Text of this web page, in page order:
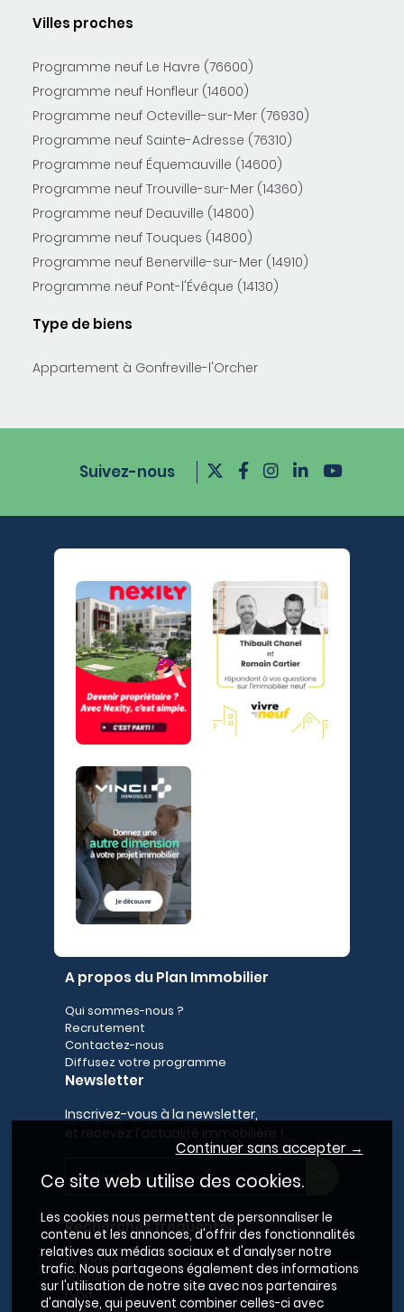
Villes proches
Programme neuf Le Havre (76600)
Programme neuf Honfleur (14600)
Programme neuf Octeville-sur-Mer (76930)
Programme neuf Sainte-Adresse (76310)
Programme neuf Équemauville (14600)
Programme neuf Trouville-sur-Mer (14360)
Programme neuf Deauville (14800)
Programme neuf Touques (14800)
Programme neuf Benerville-sur-Mer (14910)
Programme neuf Pont-l'Évêque (14130)
Type de biens
Appartement à Gonfreville-l'Orcher
Suivez-nous
A propos du Plan Immobilier
Qui sommes-nous ?
Recrutement
Contactez-nous
Diffusez votre programme
Newsletter
Inscrivez-vous à la newsletter,
Recherches fréquentes
Grand Paris
Rhône
Lyon
Continuer sans accepter →
Ce site web utilise des cookies.
Les cookies nous permettent de personnaliser le
contenu et les annonces, d'offrir des fonctionnalités
relatives aux médias sociaux et d'analyser notre
trafic. Nous partageons également des informations
sur l'utilisation de notre site avec nos partenaires
d'analyse, qui peuvent combiner celles-ci avec